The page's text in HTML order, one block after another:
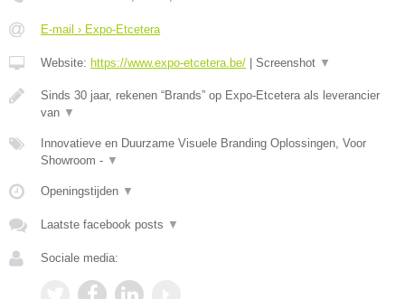
E-mail › Expo-Etcetera
Website: https://www.expo-etcetera.be/ | Screenshot ▼
Sinds 30 jaar, rekenen “Brands” op Expo-Etcetera als leverancier
van ▼
Innovatieve en Duurzame Visuele Branding Oplossingen, Voor
Showroom - ▼
Openingstijden ▼
Laatste facebook posts ▼
Sociale media: